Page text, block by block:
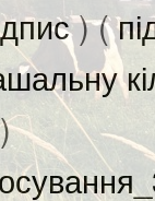
) (
)